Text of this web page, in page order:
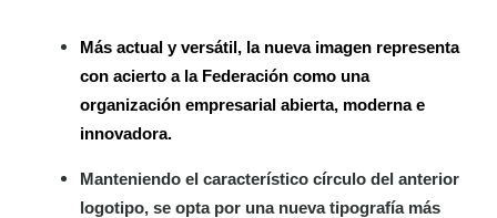
Más actual y versátil, la nueva imagen representa
con acierto a la Federación como una
organización empresarial abierta, moderna e
innovadora.
Manteniendo el característico círculo del anterior
logotipo, se opta por una nueva tipografía más